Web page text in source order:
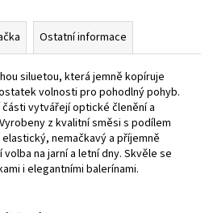
Ostatní informace
siluetou, která jemně kopíruje
volnosti pro pohodlný pohyb.
vytvářejí optické členění a
z kvalitní směsi s podílem
nemačkavý a příjemně
na jarní a letní dny. Skvěle se
i elegantními balerínami.